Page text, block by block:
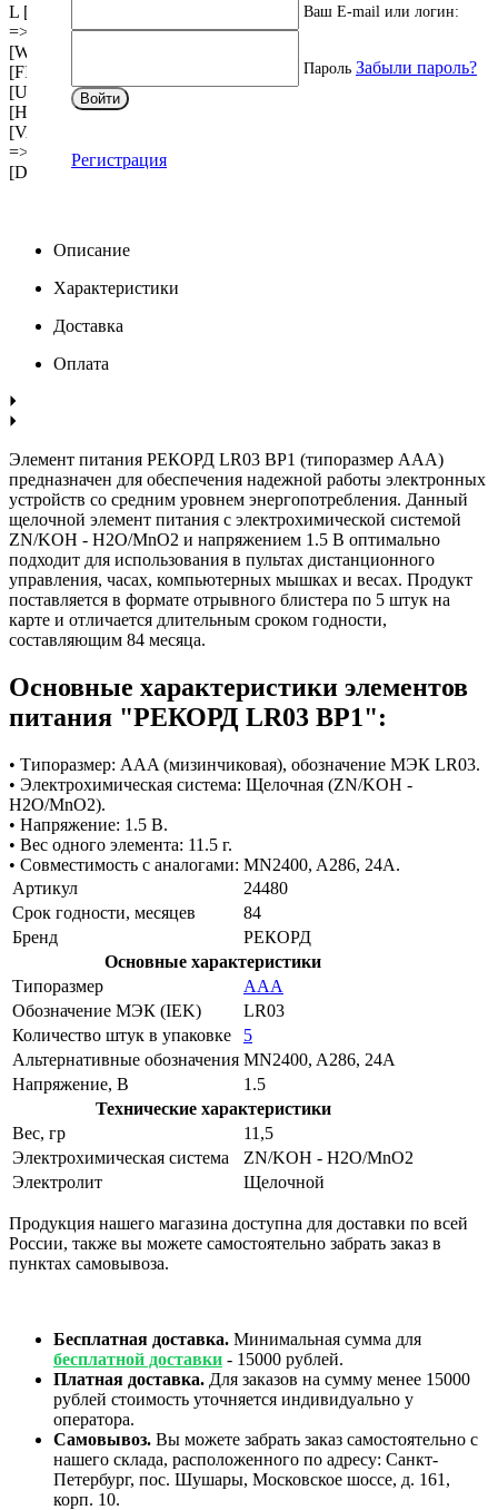
L [MULTIPLE] => Y [XML_ID] => CML2_FILES [FILE_TYPE]
=> [MULTIPLE_CNT] => 1 [LINK_IBLOCK_ID] => 0
[WITH_DESCRIPTION] => Y [SEARCHABLE] => N
[FILTRABLE] => N [IS_REQUIRED] => N [VERSION] => 1
[USER_TYPE] => [USER_TYPE_SETTINGS] => Array ( )
[HINT] => [~NAME] => Файлы [~DEFAULT_VALUE] =>
[VALUE_ENUM] => [VALUE_XML_ID] => [VALUE_SORT]
=> [VALUE] => [PROPERTY_VALUE_ID] =>
[DESCRIPTION] => [~DESCRIPTION] => [~VALUE] => )
Описание
Характеристики
Доставка
Оплата
Элемент питания РЕКОРД LR03 BP1 (типоразмер ААА)
предназначен для обеспечения надежной работы электронных
устройств со средним уровнем энергопотребления. Данный
щелочной элемент питания с электрохимической системой
ZN/KOH - H2O/MnO2 и напряжением 1.5 В оптимально
подходит для использования в пультах дистанционного
управления, часах, компьютерных мышках и весах. Продукт
поставляется в формате отрывного блистера по 5 штук на
карте и отличается длительным сроком годности,
составляющим 84 месяца.
Основные характеристики элементов
питания "РЕКОРД LR03 BP1":
• Типоразмер: AAA (мизинчиковая), обозначение МЭК LR03.
• Электрохимическая система: Щелочная (ZN/KOH -
H2O/MnO2).
• Напряжение: 1.5 В.
• Вес одного элемента: 11.5 г.
• Совместимость с аналогами: MN2400, A286, 24A.
Артикул
24480
Срок годности, месяцев
84
Бренд
РЕКОРД
Основные характеристики
Типоразмер
ААА
Обозначение МЭК (IEK)
LR03
Количество штук в упаковке
5
Альтернативные обозначения MN2400, A286, 24A
Напряжение, В
1.5
Технические характеристики
Вес, гр
11,5
Электрохимическая система
ZN/KOH - H2O/MnO2
Электролит
Щелочной
Продукция нашего магазина доступна для доставки по всей
России, также вы можете самостоятельно забрать заказ в
пунктах самовывоза.
Бесплатная доставка. Минимальная сумма для
бесплатной доставки - 15000 рублей.
Платная доставка. Для заказов на сумму менее 15000
рублей стоимость уточняется индивидуально у
оператора.
Самовывоз. Вы можете забрать заказ самостоятельно с
нашего склада, расположенного по адресу: Санкт-
Петербург, пос. Шушары, Московское шоссе, д. 161,
корп. 10.
Ваш E-mail или логин:
Пароль Забыли пароль?
Войти
Регистрация